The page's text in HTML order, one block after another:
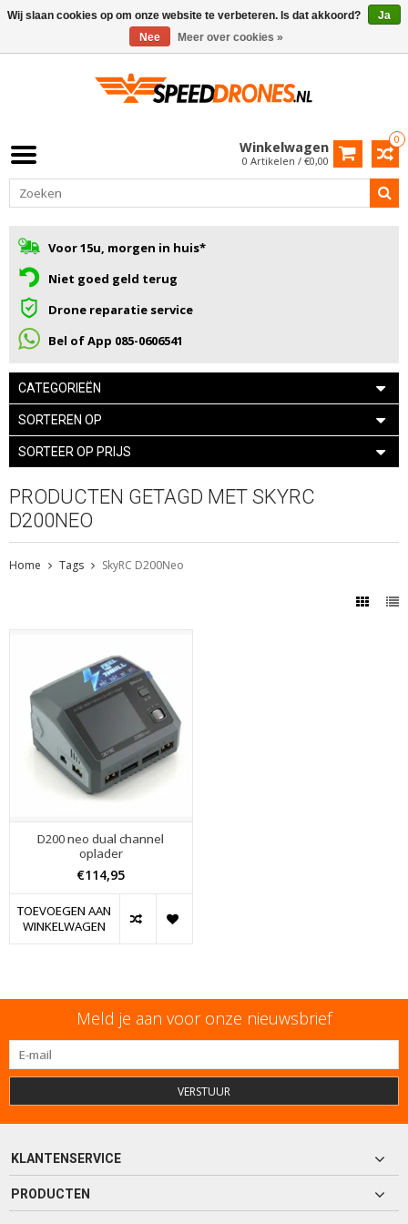
0
Winkelwagen
0 Artikelen / €0,00
Voor 15u, morgen in huis*
Niet goed geld terug
Drone reparatie service
Bel of App 085-0606541
CATEGORIEËN
SORTEREN OP
SORTEER OP PRIJS
PRODUCTEN GETAGD MET SKYRC
D200NEO
Home Tags SkyRC D200Neo
D200 neo dual channel
oplader
€114,95
TOEVOEGEN AAN
WINKELWAGEN
Meld je aan voor onze nieuwsbrief
VERSTUUR
KLANTENSERVICE
PRODUCTEN
Wij slaan cookies op om onze website te verbeteren. Is dat akkoord?
Ja
Nee
Meer over cookies »